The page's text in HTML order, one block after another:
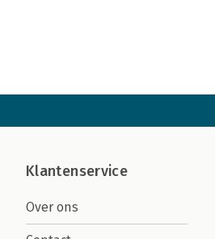
Klantenservice
Over ons